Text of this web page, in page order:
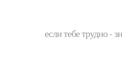
если тебе трудно -